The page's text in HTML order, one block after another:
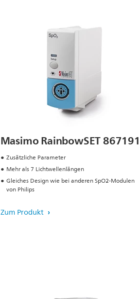
Masimo RainbowSET 867191
Zusätzliche Parameter
Mehr als 7 Lichtwellenlängen
Gleiches Design wie bei anderen SpO2-Modulen
von Philips
Zum Produkt